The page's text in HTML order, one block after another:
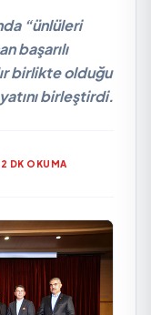
“ünlüleri
başarılı
birlikte olduğu
birleştirdi.
2 DK OKUMA